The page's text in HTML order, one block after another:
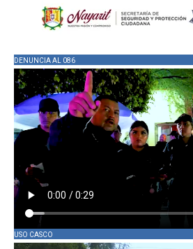
DENUNCIA AL 086
USO CASCO